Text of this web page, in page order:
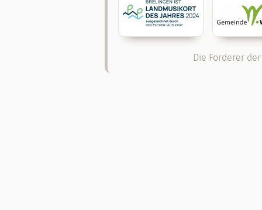
Die Förderer